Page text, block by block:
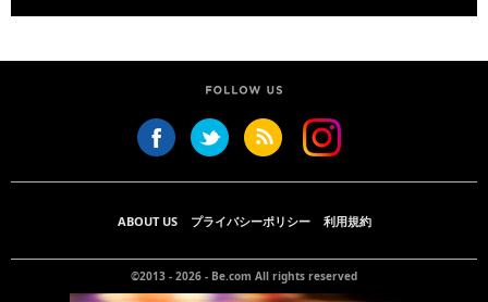
ABOUT US プライバシーポリシー 利用規約
©2013 - 2026 - Be.com All rights reserved